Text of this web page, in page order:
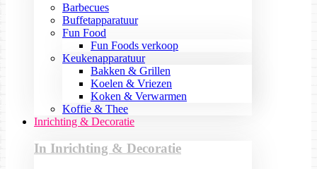
Barbecues
Buffetapparatuur
Fun Food
Fun Foods verkoop
Keukenapparatuur
Bakken & Grillen
Koelen & Vriezen
Koken & Verwarmen
Koffie & Thee
Inrichting & Decoratie
In Inrichting & Decoratie